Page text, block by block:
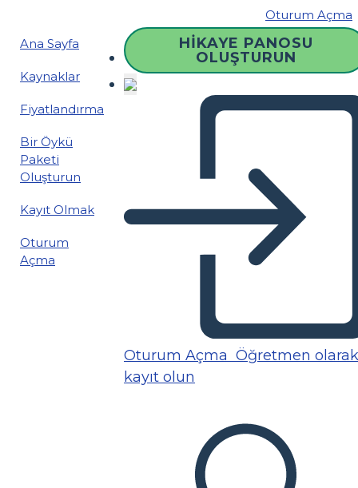
Oturum Açma
Ana Sayfa
Kaynaklar
Fiyatlandırma
Bir Öykü
Paketi
Oluşturun
Kayıt Olmak
Oturum
Açma
HIKAYE PANOSU
OLUŞTURUN
Oturum Açma Öğretmen olarak
kayıt olun